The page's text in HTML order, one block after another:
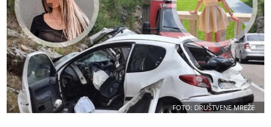
FOTO: DRUŠTVENE MREŽE